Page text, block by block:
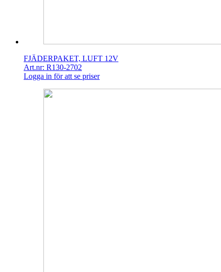
FJÄDERPAKET, LUFT 12V
Art.nr: R130-2702
Logga in för att se priser